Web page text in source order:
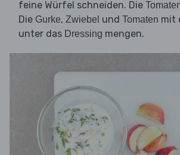
feine Würfel schneiden. Die
Die Gurke, Zwiebel und Tomaten mit
unter das Dressing mengen.